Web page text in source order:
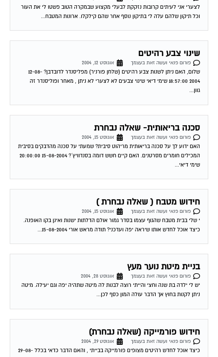
וכל תיקון שלהם עלה לי בתיקון נוסף אחר שהם קילקלו. ארונות המטבח...
שינוי צבע רהיטים
פורום פנאי ועשה זאת בעצמך
2004 18:57:00 שימי דיאי שינוי צבעים לא לצערי לא ניתן , מאחר ופוליסנדר זה
גוון...
סכנה בריאותית- שאלה נבחרת
פורום פנאי ועשה זאת בעצמך
אוגוסט 15, 2004
האם ידוע לך על סכנה בריאותית מריהוט סיבית? שמעתי על סכנה מהדבקים בסיבית
המכילים חומרים מסרטנים. האם קיים חשש דומה בסנדוויץ´? 15-08-2004 20:00:00
שימי דיאי...
חידוש מטבח ( שאלה נבחרת )
פורום פנאי ועשה זאת בעצמך
אוגוסט 15, 2004
י שלי בבית מטבח שהגוף עצמו בסדר גמור אולם הדלתות ישנות ואינן בקו האופנה.
כיצד אוכל לחדש אותו שיראה יפה ועדכני? תודה מראש אורי 15-08-2004...
בניית מיטת נוער מעץ
פורום פנאי ועשה זאת בעצמך
יש לי ילדה בת שנה וחצי והייתי רוצה לבנות לה מיטה שתהיה יפה וגם יעילה. מיטה
ניתן לקנות בחוץ אך הדבר עולה המון כסף לכן...
חידוש פורמייקה (שאלה נבחרת)
פורום פנאי ועשה זאת בעצמך
אוגוסט 29, 2004
2004 21:08:00 שימי דיאי חידוש פורמייקה – עלות תועלת מבחינת עלות תועלת